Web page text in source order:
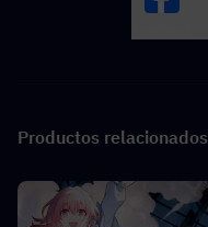
Productos relacionados